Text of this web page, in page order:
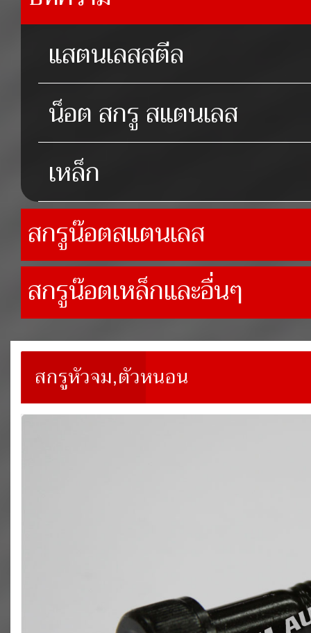
แสตนเลสสตีล
น็อต สกรู สแตนเลส
เหล็ก
สกรูน๊อตสแตนเลส
สกรูน๊อตเหล็กและอื่นๆ
สกรูหัวจม,ตัวหนอน